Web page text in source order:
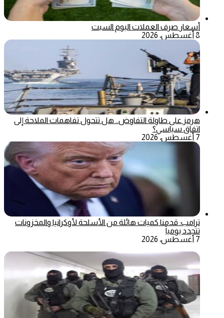
أسعار صرف العملات اليوم السبت
8 أغسطس، 2026
هرمز على طاولة التفاوض.. هل تتحول تفاهمات الملاحة إلى
اتفاق سياسي؟
7 أغسطس، 2026
ترامب: قدمنا كميات هائلة من الأسلحة لأوكرانيا والمخزونات
تتجدد يومياً
7 أغسطس، 2026